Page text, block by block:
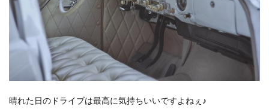
晴れた日のドライブは最高に気持ちいいですよねぇ♪